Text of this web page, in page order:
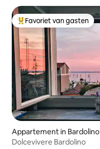
Topfavoriet van gasten
Favoriet van gasten
Appartement in Bardolino
Dolcevivere Bardolino